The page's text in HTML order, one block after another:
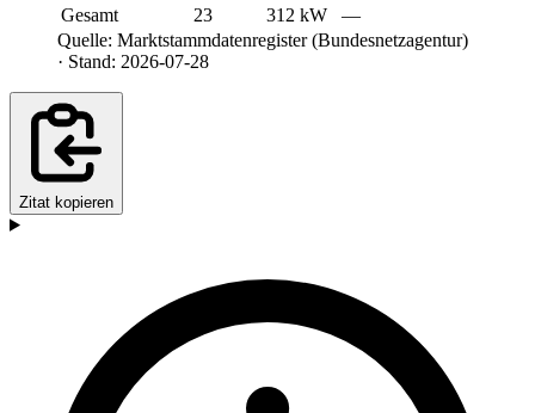
Gesamt
23 312 kW
—
Quelle: Marktstammdatenregister (Bundesnetzagentur)
· Stand: 2026-07-28
Zitat kopieren